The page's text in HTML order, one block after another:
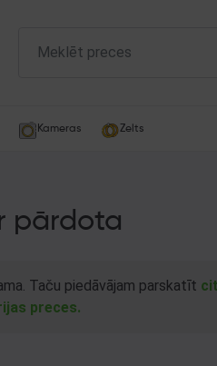
Kameras Zelts
pārdota
Taču piedāvājam parskatīt
preces.